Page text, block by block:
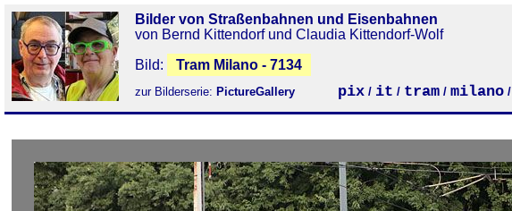
Bilder von Straßenbahnen und Eisenbahnen
von Bernd Kittendorf und Claudia Kittendorf-Wolf
Bild:
Tram Milano - 7134
zur Bilderserie: PictureGallery pix / it / tram / milano /